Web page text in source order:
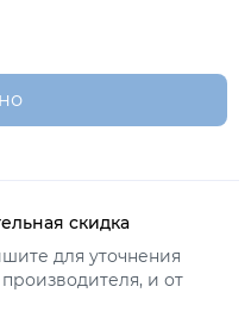
скидка
для уточнения
и от